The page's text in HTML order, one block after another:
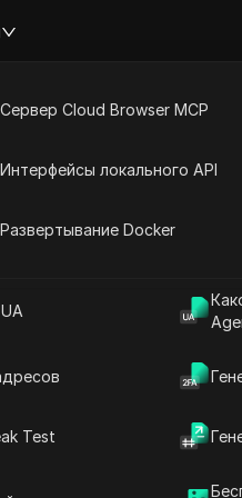
Test
Сервер Cloud Browser MCP
Интерфейсы локального API
Развертывание Docker
Задать вопросы
Задайте вопросы
Открыть в
Задайте вопросы